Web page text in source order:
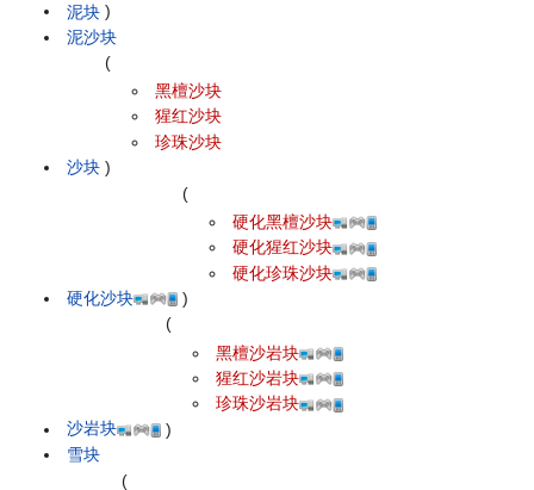
泥块 )
泥沙块
沙块
(
黑檀沙块
猩红沙块
珍珠沙块
)
硬化沙块
(
硬化黑檀沙块
硬化猩红沙块
硬化珍珠沙块
)
沙岩块
(
黑檀沙岩块
猩红沙岩块
珍珠沙岩块
)
雪块
(